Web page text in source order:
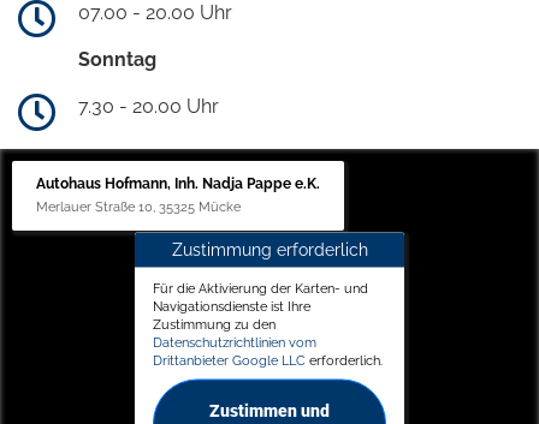
07.00 - 20.00 Uhr
Sonntag
7.30 - 20.00 Uhr
Autohaus Hofmann, Inh. Nadja Pappe e.K.
Merlauer Straße 10, 35325 Mücke
Zustimmung erforderlich
Für die Aktivierung der Karten- und
Navigationsdienste ist Ihre
Zustimmung zu den
Datenschutzrichtlinien vom
Drittanbieter Google LLC erforderlich.
Zustimmen und